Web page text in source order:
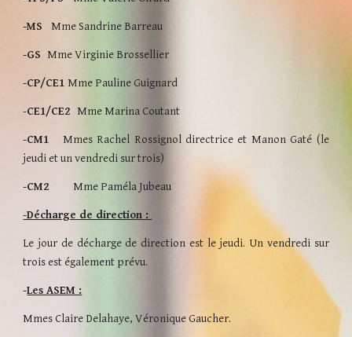
-MS Mme Sandrine Barreau
-GSMme Virginie Brossellier
-CP/CE1 Mme Pauline Guignard
-CE1/CE2 Mme Marina Coutant
-CM1 Mmes Rachel Rossignoldirectrice et Manon Gaté (le
jeudi et un vendredi sur trois)
-CM2 Mme PamélaJubeau
-Décharge de direction :
Le jour de décharge de direction est le jeudi. Un vendredi sur
trois est également prévu.
-Les ASEM :
Mmes Claire Delahaye, Véronique Gaucher.